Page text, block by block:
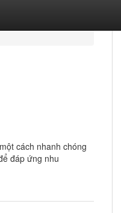
cách nhanh chóng
đáp ứng nhu